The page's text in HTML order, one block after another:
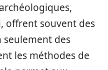
offrent souvent des
des
les méthodes de